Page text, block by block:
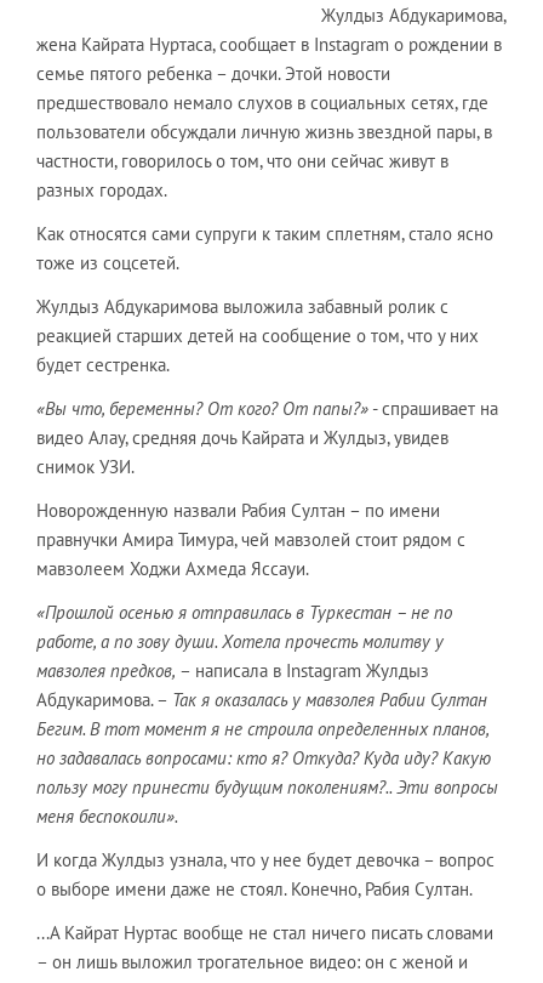
Жулдыз Абдукаримова,
жена Кайрата Нуртаса, сообщает в Instagram о рождении в
семье пятого ребенка – дочки. Этой новости
предшествовало немало слухов в социальных сетях, где
пользователи обсуждали личную жизнь звездной пары, в
частности, говорилось о том, что они сейчас живут в
разных городах.
Как относятся сами супруги к таким сплетням, стало ясно
тоже из соцсетей.
Жулдыз Абдукаримова выложила забавный ролик с
реакцией старших детей на сообщение о том, что у них
будет сестренка.
«Вы что, беременны? От кого? От папы?» - спрашивает на
видео Алау, средняя дочь Кайрата и Жулдыз, увидев
снимок УЗИ.
Новорожденную назвали Рабия Султан – по имени
правнучки Амира Тимура, чей мавзолей стоит рядом с
мавзолеем Ходжи Ахмеда Яссауи.
«Прошлой осенью я отправилась в Туркестан – не по
работе, а по зову души. Хотела прочесть молитву у
мавзолея предков, – написала в Instagram Жулдыз
Абдукаримова. – Так я оказалась у мавзолея Рабии Султан
Бегим. В тот момент я не строила определенных планов,
но задавалась вопросами: кто я? Откуда? Куда иду? Какую
пользу могу принести будущим поколениям?.. Эти вопросы
меня беспокоили».
И когда Жулдыз узнала, что у нее будет девочка – вопрос
о выборе имени даже не стоял. Конечно, Рабия Султан.
...А Кайрат Нуртас вообще не стал ничего писать словами
– он лишь выложил трогательное видео: он с женой и